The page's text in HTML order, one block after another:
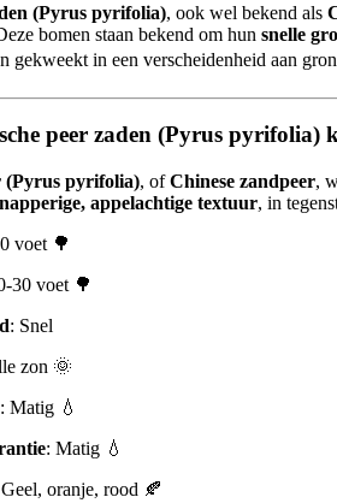
(Pyrus pyrifolia), ook wel bekend als
bomen staan bekend om hun snelle
gekweekt in een verscheidenheid aan
peer zaden (Pyrus pyrifolia)
(Pyrus pyrifolia), ofChinese zandpeer,
appelachtige textuur, in
voet 🌳
30 voet 🌳
: Snel
zon 🌞
: Matig 💧
: Matig 💧
oranje, rood 🍂